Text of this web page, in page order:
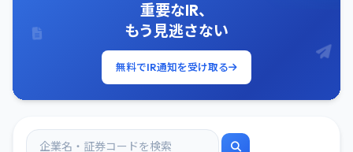
重要なIR、
もう見逃さない
無料でIR通知を受け取る